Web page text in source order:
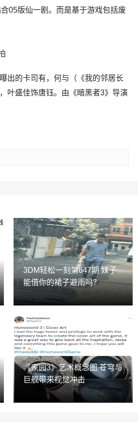
05版仙一剧。而是基于游戏包括废
出的卡司有，何与（《我的邻居长
叶盛佳饰唐钰。由《暗黑者3》导演
3DM轻松一刻第647期 妹子
能借你的裙子避雨吗？
《家园3》艺术概念图 苍穹与
巨舰带来视觉冲击